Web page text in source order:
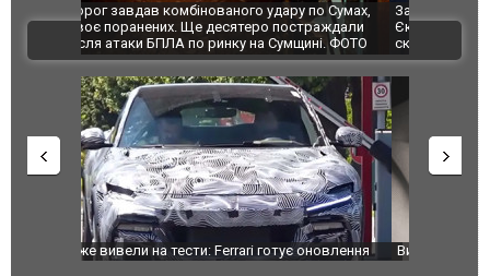
За 2000 кілометрів від кордону з Україною: в
Єкатеринбурзі після атаки дронів загорівся
склад Wildberries. ФОТО. ВІДЕО
"Мої
ВІДЕО
Вийшов трейлер нової екранізації легендарного
фільму "Афера Томаса Крауна"